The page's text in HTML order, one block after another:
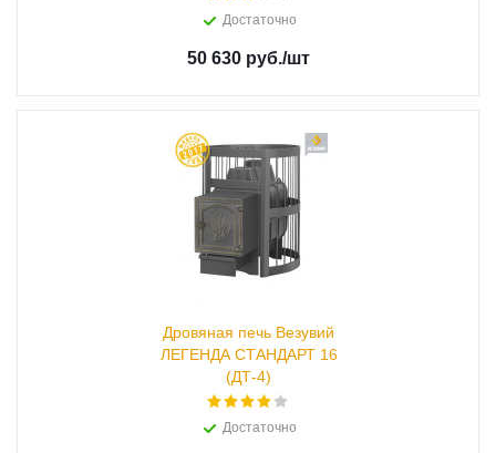
Достаточно
50 630 руб./шт
Дровяная печь Везувий
ЛЕГЕНДА СТАНДАРТ 16
(ДТ-4)
Достаточно